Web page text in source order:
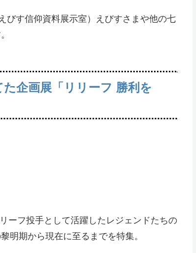
びす信仰資料展示室）えびすさまや他の七
企画展「リリーフ 勝利を
ーフ投手として活躍したレジェンドたちの
明期から現在に至るまでを特集。